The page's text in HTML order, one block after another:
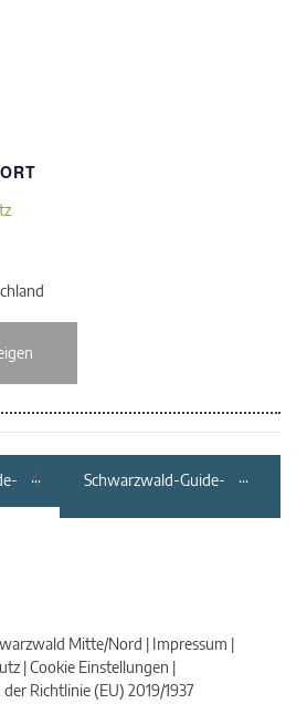
Schwarzwald-Guide-
bis zum
Mitte/Nord
Impressum
Cookie Einstellungen
Richtlinie (EU) 2019/1937